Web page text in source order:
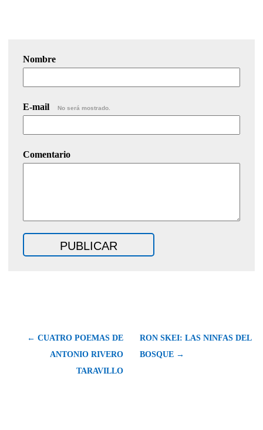
Nombre
E-mail No será mostrado.
Comentario
← CUATRO POEMAS DE
ANTONIO RIVERO
TARAVILLO
RON SKEI: LAS NINFAS DEL
BOSQUE →